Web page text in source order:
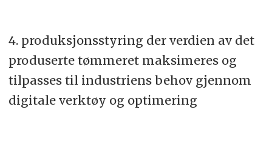
4. produksjonsstyring der verdien av det
produserte tømmeret maksimeres og
tilpasses til industriens behov gjennom
digitale verktøy og optimering